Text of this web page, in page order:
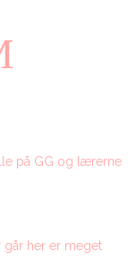
på GG og lærerne
her er meget